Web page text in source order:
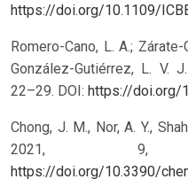
https://doi.org/10.1109/
Romero-Cano, L. A.;
González-Gutiérrez, L. V.
22–29. DOI: https://doi.org/
Chong, J. M., Nor, A. Y.,
2021, 9,
https://doi.org/10.3390/